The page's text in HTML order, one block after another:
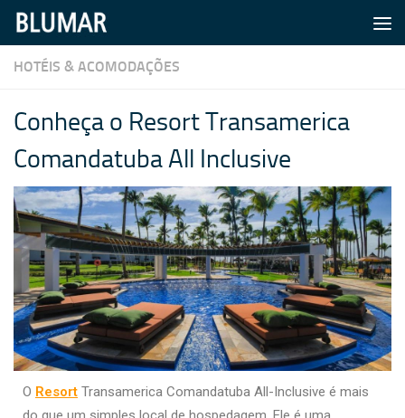
Skip to content
HOTÉIS & ACOMODAÇÕES
Conheça o Resort Transamerica
Comandatuba All Inclusive
O Resort Transamerica Comandatuba All-Inclusive é mais